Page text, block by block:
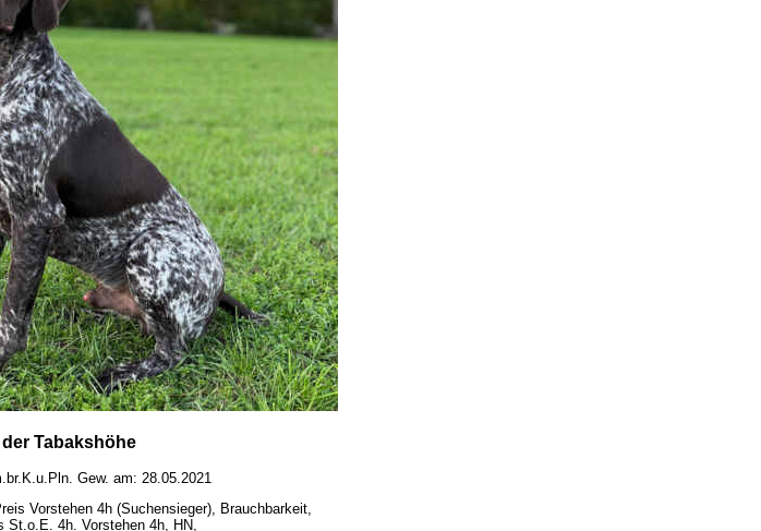
Tabakshöhe
Gew. am: 28.05.2021
Vorstehen 4h (Suchensieger), Brauchbarkeit,
St.o.E. 4h. Vorstehen 4h, HN,